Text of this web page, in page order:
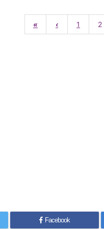
« ‹ 1 2
Facebook